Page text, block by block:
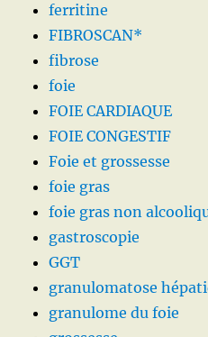
ferritine
FIBROSCAN*
fibrose
foie
FOIE CARDIAQUE
FOIE CONGESTIF
Foie et grossesse
foie gras
foie gras non
gastroscopie
GGT
granulomatose
granulome du foie